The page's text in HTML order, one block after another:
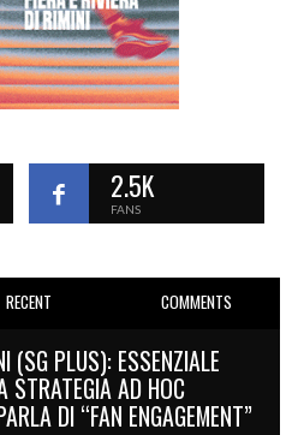
2.5K
FANS
RECENT COMMENTS
(SG PLUS): ESSENZIALE
STRATEGIA AD HOC
DI “FAN ENGAGEMENT”